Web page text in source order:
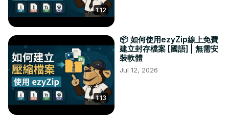
1:12
1:13
📦 如何使用ezyZip線上免費
建立封存檔案 [國語] | 無需安
裝軟體
Jul 12, 2026